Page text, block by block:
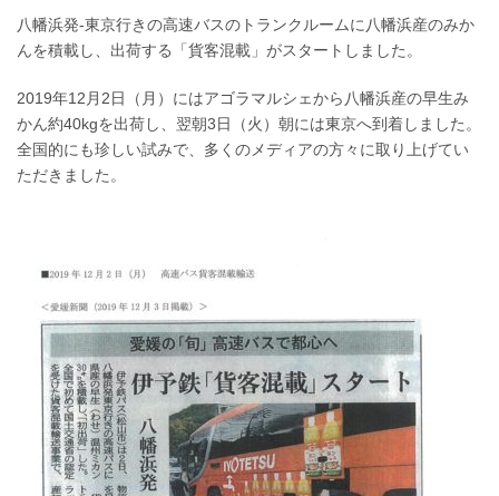
八幡浜発-東京行きの高速バスのトランクルームに八幡浜産のみか
んを積載し、出荷する「貨客混載」がスタートしました。
2019年12月2日（月）にはアゴラマルシェから八幡浜産の早生み
かん約40kgを出荷し、翌朝3日（火）朝には東京へ到着しました。
全国的にも珍しい試みで、多くのメディアの方々に取り上げてい
ただきました。